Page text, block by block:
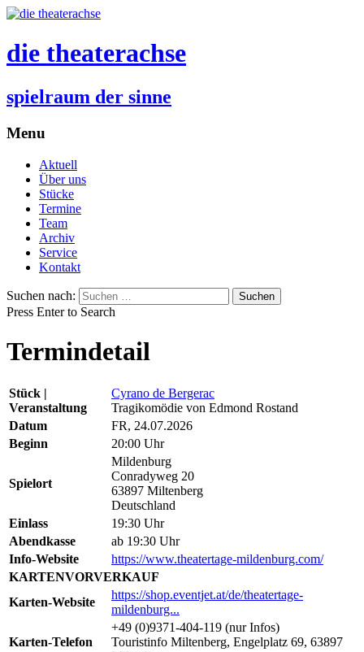
die theaterachse
spielraum der sinne
Menu
Aktuell
Über uns
Stücke
Termine
Team
Archiv
Service
Kontakt
Suchen nach:
Press Enter to Search
Termindetail
Stück |
Veranstaltung
Cyrano de Bergerac
Tragikomödie von Edmond Rostand
Datum
FR, 24.07.2026
Beginn
20:00 Uhr
Spielort
Mildenburg
Conradyweg 20
63897 Miltenberg
Deutschland
Einlass
19:30 Uhr
Abendkasse
ab 19:30 Uhr
Info-Website
https://www.theatertage-mildenburg.com/
KARTENVORVERKAUF
Karten-Website
https://shop.eventjet.at/de/theatertage-
mildenburg...
Karten-Telefon
+49 (0)9371-404-119 (nur Infos)
Touristinfo Miltenberg, Engelplatz 69, 63897